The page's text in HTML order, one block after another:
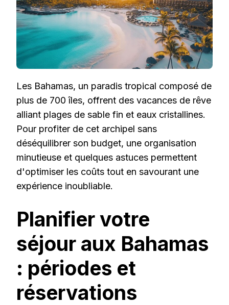
Les Bahamas, un paradis tropical composé de
plus de 700 îles, offrent des vacances de rêve
alliant plages de sable fin et eaux cristallines.
Pour profiter de cet archipel sans
déséquilibrer son budget, une organisation
minutieuse et quelques astuces permettent
d'optimiser les coûts tout en savourant une
expérience inoubliable.
Planifier votre
séjour aux Bahamas
: périodes et
réservations